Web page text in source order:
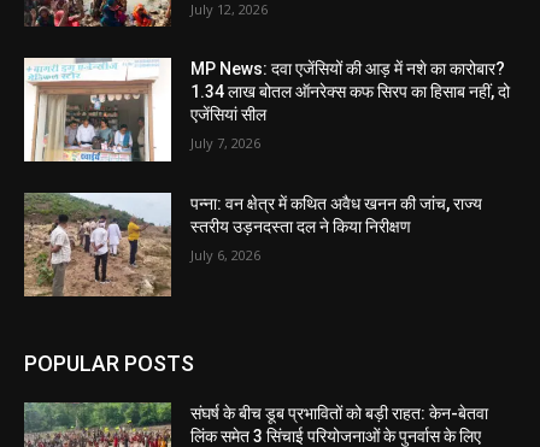
July 12, 2026
MP News: दवा एजेंसियों की आड़ में नशे का कारोबार?
1.34 लाख बोतल ऑनरेक्स कफ सिरप का हिसाब नहीं, दो
एजेंसियां सील
July 7, 2026
पन्ना: वन क्षेत्र में कथित अवैध खनन की जांच, राज्य
स्तरीय उड़नदस्ता दल ने किया निरीक्षण
July 6, 2026
POPULAR POSTS
संघर्ष के बीच डूब प्रभावितों को बड़ी राहत: केन-बेतवा
लिंक समेत 3 सिंचाई परियोजनाओं के पुनर्वास के लिए